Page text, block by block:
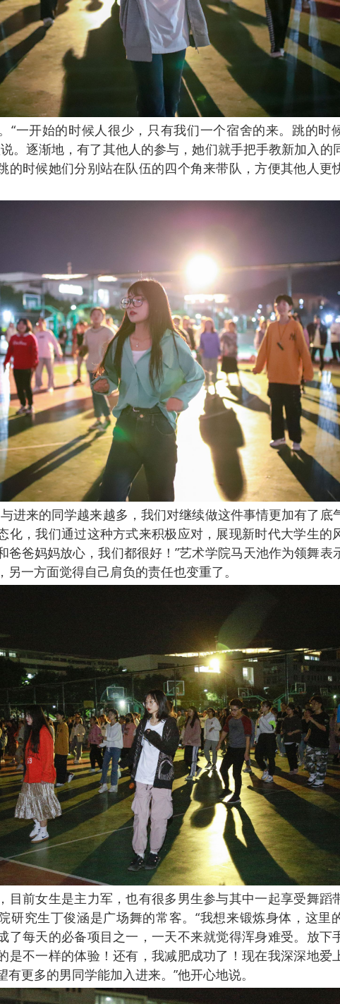
“一开始的时候人很少，只有我们一个宿舍的来。跳的时
。逐渐地，有了其他人的参与，她们就手把手教新加入的
的时候她们分别站在队伍的四个角来带队，方便其他人更
进来的同学越来越多，我们对继续做这件事情更加有了底
化，我们通过这种方式来积极应对，展现新时代大学生的
爸爸妈妈放心，我们都很好！”艺术学院马天池作为领舞表
另一方面觉得自己肩负的责任也变重了。
目前女生是主力军，也有很多男生参与其中一起享受舞蹈
研究生丁俊涵是广场舞的常客。“我想来锻炼身体，这里
了每天的必备项目之一，一天不来就觉得浑身难受。放下
是不一样的体验！还有，我减肥成功了！现在我深深地爱
有更多的男同学能加入进来。”他开心地说。